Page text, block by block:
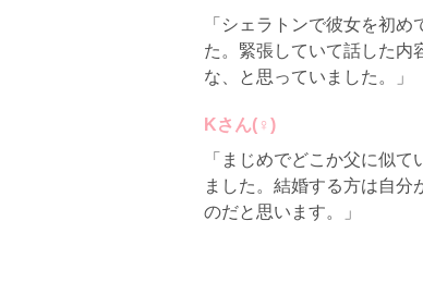
「シェラトンで彼女を初
た。緊張していて話した内
な、と思っていました。」
Kさん(♀)
「まじめでどこか父に似
ました。結婚する方は自分
のだと思います。」